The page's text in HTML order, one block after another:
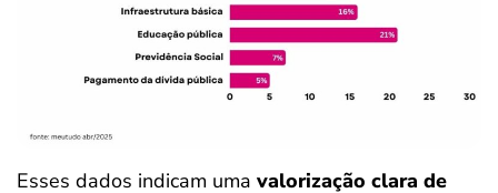
Esses dados indicam uma valorização clara de